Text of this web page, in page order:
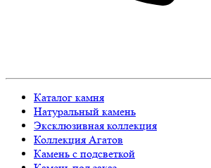
Каталог камня
Натуральный камень
Эксклюзивная коллекция
Коллекция Агатов
Камень с подсветкой